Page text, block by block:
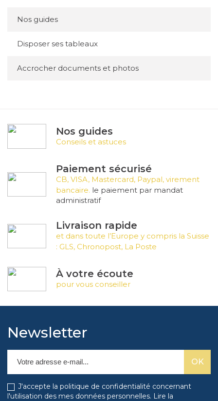
Nos guides
Disposer ses tableaux
Accrocher documents et photos
Nos guides
Conseils et astuces
Paiement sécurisé
CB, VISA, Mastercard, Paypal, virement
bancaire. le paiement par mandat
administratif
Livraison rapide
et dans toute l’Europe y compris la Suisse
: GLS, Chronopost, La Poste
À votre écoute
pour vous conseiller
Newsletter
J'accepte la politique de confidentialité concernant
l'utilisation des mes données personnelles. Lire la